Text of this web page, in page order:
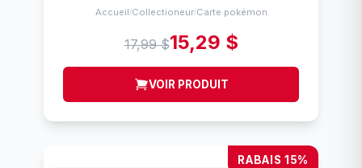
Accueil/Collectioneur/Carte pokémon
17,99 $15,29 $
VOIR PRODUIT
RABAIS 15%